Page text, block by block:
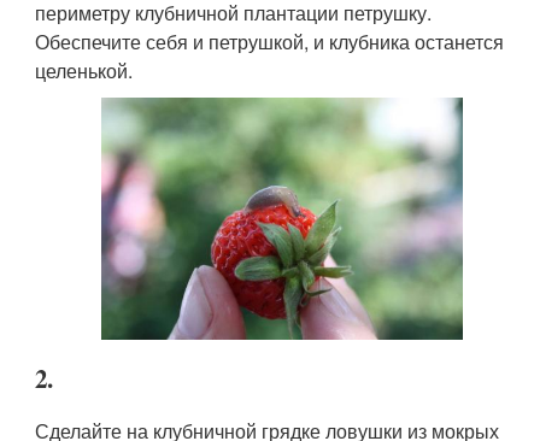
периметру клубничной плантации петрушку.
Обеспечите себя и петрушкой, и клубника останется
целенькой.
2.
Сделайте на клубничной грядке ловушки из мокрых